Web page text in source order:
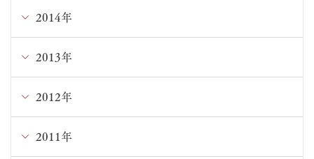
2月
7月
8月
7月
9月
8月
7月
10月
9月
8月
7月
11月
10月
9月
8月
12月
11月
10月
9月
2014年
12月
11月
9月
2013年
12月
11月
2012年
12月
2011年